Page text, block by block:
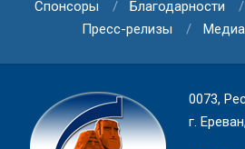
Спонсоры
Благодарности
Пресс-релизы
Медиа
0073,
г.